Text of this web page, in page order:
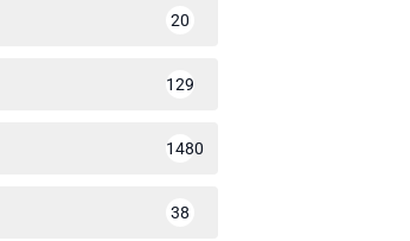
20
129
1480
38